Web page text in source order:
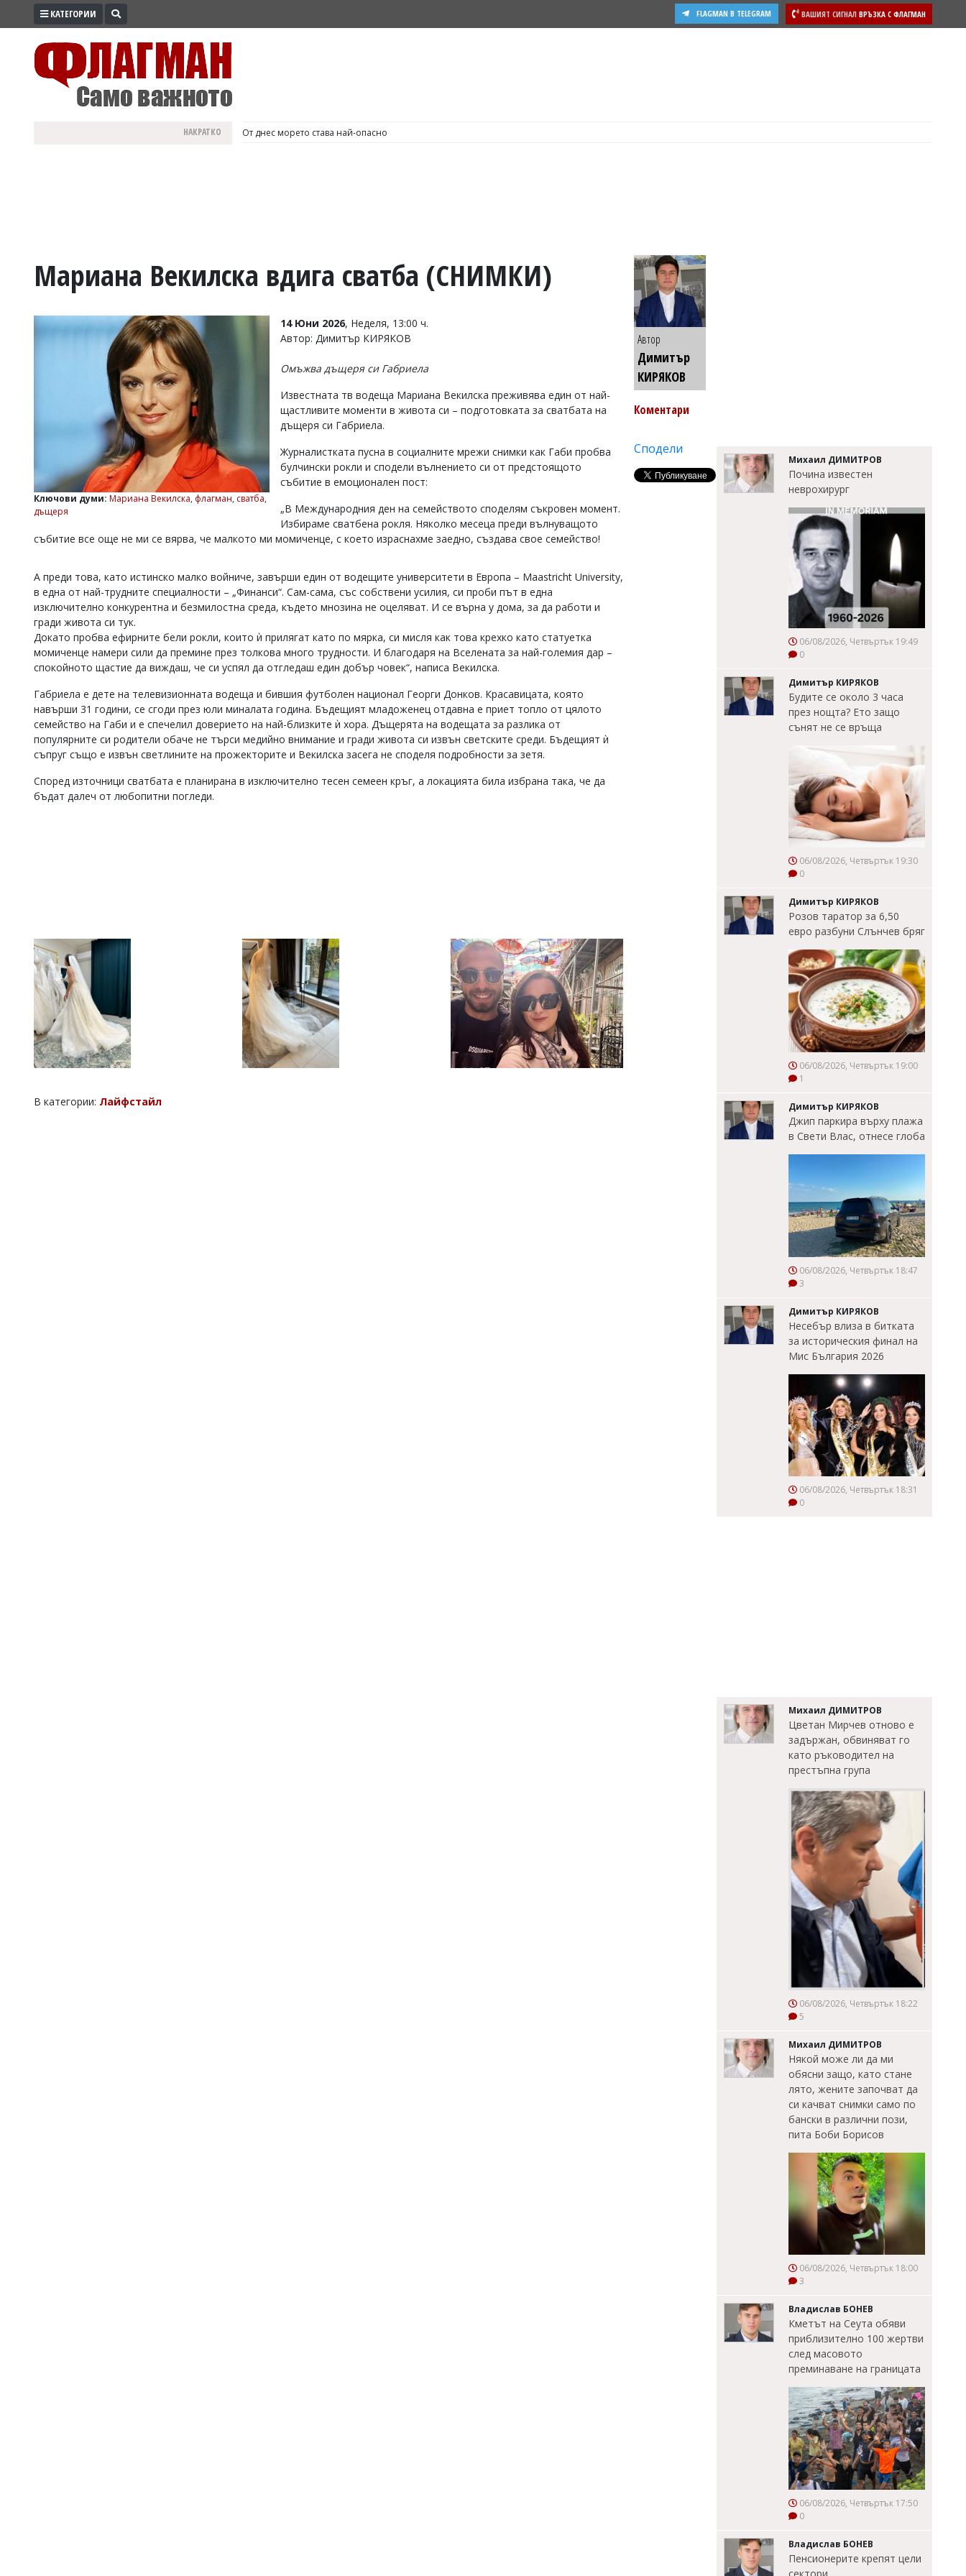
ПРОМО
ВОЙНАТА
УКРАЙНА
v.vasilev@flagman.bg
k.kassabova@flagman.bg
редактор:
Колев,
office@flagman.bg
Коментарите
въвеждат
читателите
редакцията
отговорност
КАТЕГОРИИ ВАШИЯТ СИГНАЛ ВРЪЗКА С ФЛАГМАН
FLAGMAN В TELEGRAM
НАКРАТКО България е №1 в ЕС по пушене на цигари
Мариана Векилска вдига сватба (СНИМКИ)
Ключови думи: Мариана Векилска, флагман, сватба,
дъщеря
14 Юни 2026, Неделя, 13:00 ч.
Автор: Димитър КИРЯКОВ
Омъжва дъщеря си Габриела
Известната тв водеща Мариана Векилска преживява един от най-
щастливите моменти в живота си – подготовката за сватбата на
дъщеря си Габриела.
Журналистката пусна в социалните мрежи снимки как Габи пробва
булчински рокли и сподели вълнението си от предстоящото
събитие в емоционален пост:
„В Международния ден на семейството споделям съкровен момент.
Избираме сватбена рокля. Няколко месеца преди вълнуващото
събитие все още не ми се вярва, че малкото ми момиченце, с което израснахме заедно, създава свое семейство!
А преди това, като истинско малко войниче, завърши един от водещите университети в Европа – Maastricht University,
в една от най-трудните специалности – „Финанси“. Сам-сама, със собствени усилия, си проби път в една
изключително конкурентна и безмилостна среда, където мнозина не оцеляват. И се върна у дома, за да работи и
гради живота си тук.
Докато пробва ефирните бели рокли, които ѝ прилягат като по мярка, си мисля как това крехко като статуетка
момиченце намери сили да премине през толкова много трудности. И благодаря на Вселената за най-големия дар –
спокойното щастие да виждаш, че си успял да отгледаш един добър човек“, написа Векилска.
Габриела е дете на телевизионната водеща и бившия футболен национал Георги Донков. Красавицата, която
навърши 31 години, се сгоди през юли миналата година. Бъдещият младоженец отдавна е приет топло от цялото
семейство на Габи и е спечелил доверието на най-близките ѝ хора. Дъщерята на водещата за разлика от
популярните си родители обаче не търси медийно внимание и гради живота си извън светските среди. Бъдещият ѝ
съпруг също е извън светлините на прожекторите и Векилска засега не споделя подробности за зетя.
Според източници сватбата е планирана в изключително тесен семеен кръг, а локацията била избрана така, че да
бъдат далеч от любопитни погледи.
В категории: Лайфстайл
Автор
Димитър
КИРЯКОВ
Коментари
Сподели
Михаил ДИМИТРОВ
Почина известен
неврохирург
06/08/2026, Четвъртък 19:49
0
Димитър КИРЯКОВ
Будите се около 3 часа
през нощта? Ето защо
сънят не се връща
06/08/2026, Четвъртък 19:30
0
Димитър КИРЯКОВ
Розов таратор за 6,50
евро разбуни Слънчев бряг
06/08/2026, Четвъртък 19:00
1
Димитър КИРЯКОВ
Джип паркира върху плажа
в Свети Влас, отнесе глоба
06/08/2026, Четвъртък 18:47
3
Димитър КИРЯКОВ
Несебър влиза в битката
за историческия финал на
Мис България 2026
06/08/2026, Четвъртък 18:31
0
Михаил ДИМИТРОВ
Цветан Мирчев отново е
задържан, обвиняват го
като ръководител на
престъпна група
06/08/2026, Четвъртък 18:22
5
Михаил ДИМИТРОВ
Някой може ли да ми
обясни защо, като стане
лято, жените започват да
си качват снимки само по
бански в различни пози,
пита Боби Борисов
06/08/2026, Четвъртък 18:00
3
Владислав БОНЕВ
Кметът на Сеута обяви
приблизително 100 жертви
след масовото
преминаване на границата
06/08/2026, Четвъртък 17:50
0
Владислав БОНЕВ
Пенсионерите крепят цели